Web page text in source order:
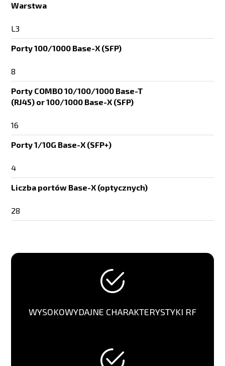
Warstwa
L3
Porty 100/1000 Base-X (SFP)
8
Porty COMBO 10/100/1000 Base-T
(RJ45) or 100/1000 Base-X (SFP)
16
Porty 1/10G Base-X (SFP+)
4
Liczba portów Base-X (optycznych)
28
WYSOKOWYDAJNE CHARAKTERYSTYKI RF